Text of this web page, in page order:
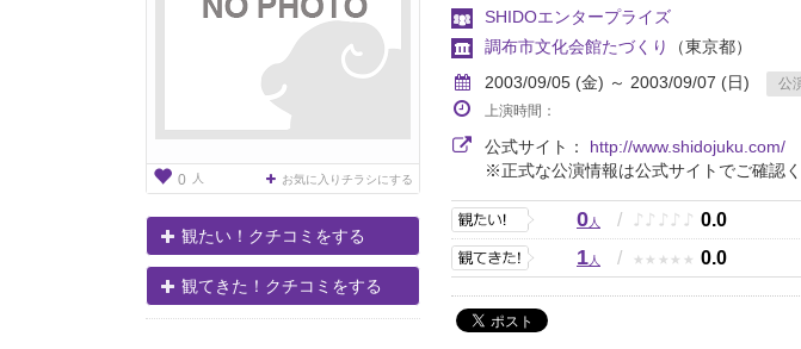
0 人 お気に入りチラシにする
観たい！クチコミをする
観てきた！クチコミをする
SHIDOエンタープライズ
調布市文化会館たづくり
（東京都）
2003/09/05 (金) ～ 2003/09/07 (日)
公
上演時間：
公式サイト： http://www.shidojuku.com/
※正式な公演情報は公式サイトでご確認く
0人 / ♪ ♪ ♪ ♪ ♪ 0.0
1人 / ★ ★ ★ ★ ★ 0.0